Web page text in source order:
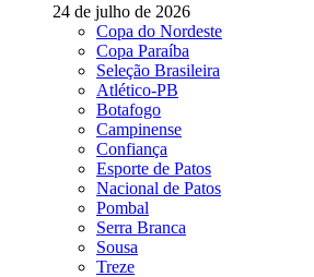
24 de julho de 2026
Copa do Nordeste
Copa Paraíba
Seleção Brasileira
Atlético-PB
Botafogo
Campinense
Confiança
Esporte de Patos
Nacional de Patos
Pombal
Serra Branca
Sousa
Treze